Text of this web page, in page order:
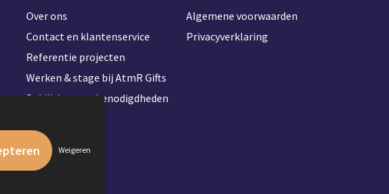
Over ons
Contact en klantenservice
Referentie projecten
Werken & stage bij AtmR Gifts
Bekijk kantoorbenodigdheden
Algemene voorwaarden
Privacyverklaring
Weigeren